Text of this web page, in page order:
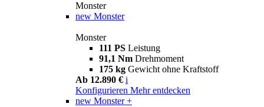
Monster
new Monster
Monster
111 PS Leistung
91,1 Nm Drehmoment
175 kg Gewicht ohne Kraftstoff
Ab 12.890 € i
Konfigurieren Mehr entdecken
new Monster +